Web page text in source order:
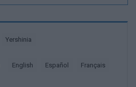
Yershinia
english español français